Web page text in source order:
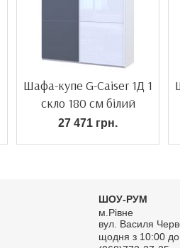
Шафа-купе G-Caiser 1Д 1
скло 180 см білий
27 471 грн.
ШОУ-РУМ
м.Рівне
вул. Василя
щодня з 10:00